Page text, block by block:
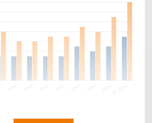
het gekochte niet het hoofdverblijf is en geen